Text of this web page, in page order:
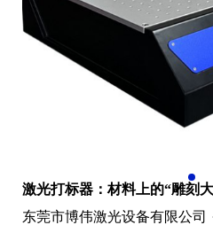
激光打标器：材料上的“雕刻
东莞市博伟激光设备有限公司